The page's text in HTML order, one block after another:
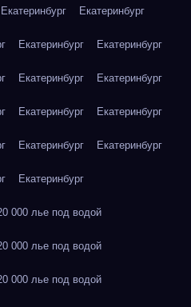
Екатеринбург Екатеринбург
Екатеринбург Екатеринбург
Екатеринбург Екатеринбург
Екатеринбург Екатеринбург
Екатеринбург Екатеринбург
Екатеринбург
000 лье под водой
000 лье под водой
000 лье под водой